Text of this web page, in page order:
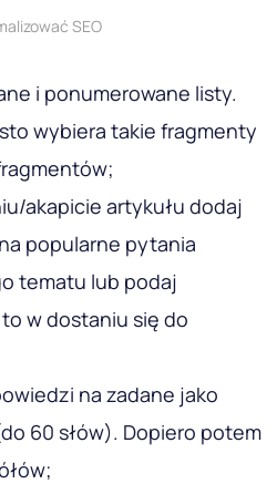
SEO
i ponumerowane listy.
wybiera takie fragmenty
akapicie artykułu dodaj
popularne pytania
tematu lub podaj
w dostaniu się do
na zadane jako
60 słów). Dopiero potem